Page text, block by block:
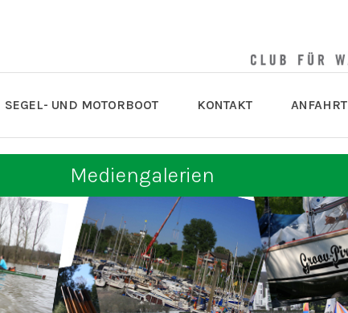
SEGEL- UND MOTORBOOT KONTAKT ANFAHRT
Mediengalerien